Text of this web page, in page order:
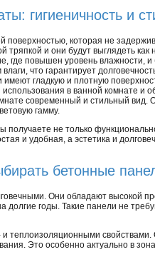
гигиеничность и
которая не
тряпкой и они будут выглядеть как
где повышен уровень влажности,
что гарантирует
имеют гладкую и плотную
в ванной комнате и
современный и стильный вид.
гамму.
не только
и удобная, а эстетика и
бетонные
Они обладают высокой
долгие годы. Такие панели не
теплоизоляционными
Это особенно актуально в